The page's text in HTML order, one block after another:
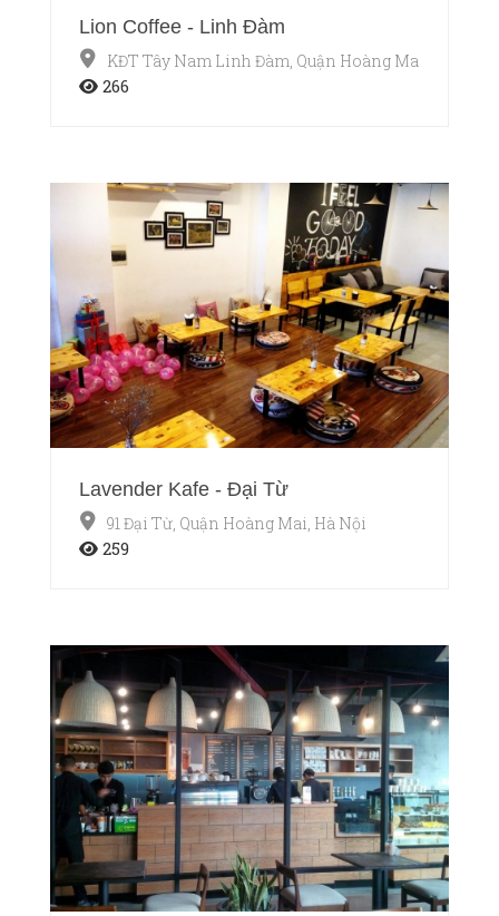
Lion Coffee - Linh Đàm
KĐT Tây Nam Linh Đàm, Quận Hoàng Mai, Hà Nội
266
Lavender Kafe - Đại Từ
91 Đại Từ, Quận Hoàng Mai, Hà Nội
259